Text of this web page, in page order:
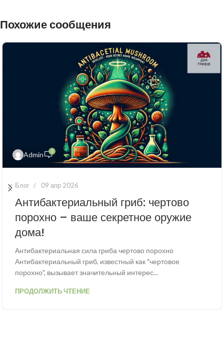
Похожие сообщения
Admin 0
Блог 09 апр 2026
Антибактериальный гриб: чертово
порохно – ваше секретное оружие
дома!
Антибактериальная сила гриба чертово порохно
Антибактериальный гриб, известный как "чертовое
порохно", вызывает значительный интерес...
ПРОДОЛЖИТЬ ЧТЕНИЕ